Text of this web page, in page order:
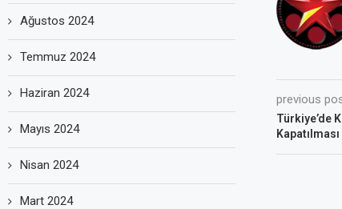
previous
Türkiye’de
Ağustos 2024
Temmuz 2024
Haziran 2024
Mayıs 2024
Nisan 2024
Mart 2024